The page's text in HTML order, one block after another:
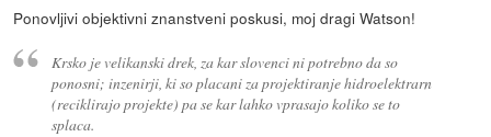
Ponovljivi objektivni znanstveni poskusi, moj dragi Watson!
Krsko je velikanski drek, za kar slovenci ni potrebno da so
ponosni; inzenirji, ki so placani za projektiranje hidroelektrarn
(reciklirajo projekte) pa se kar lahko vprasajo koliko se to
splaca.